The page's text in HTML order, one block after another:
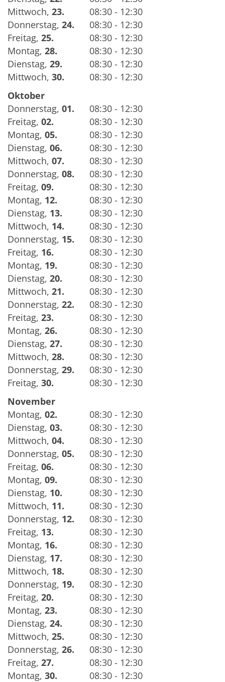
Mittwoch, 23.
08:30 - 12:30
Donnerstag, 24.
08:30 - 12:30
Freitag, 25.
08:30 - 12:30
Montag, 28.
08:30 - 12:30
Dienstag, 29.
08:30 - 12:30
Mittwoch, 30.
08:30 - 12:30
Oktober
Donnerstag, 01.
08:30 - 12:30
Freitag, 02.
08:30 - 12:30
Montag, 05.
08:30 - 12:30
Dienstag, 06.
08:30 - 12:30
Mittwoch, 07.
08:30 - 12:30
Donnerstag, 08.
08:30 - 12:30
Freitag, 09.
08:30 - 12:30
Montag, 12.
08:30 - 12:30
Dienstag, 13.
08:30 - 12:30
Mittwoch, 14.
08:30 - 12:30
Donnerstag, 15.
08:30 - 12:30
Freitag, 16.
08:30 - 12:30
Montag, 19.
08:30 - 12:30
Dienstag, 20.
08:30 - 12:30
Mittwoch, 21.
08:30 - 12:30
Donnerstag, 22.
08:30 - 12:30
Freitag, 23.
08:30 - 12:30
Montag, 26.
08:30 - 12:30
Dienstag, 27.
08:30 - 12:30
Mittwoch, 28.
08:30 - 12:30
Donnerstag, 29.
08:30 - 12:30
Freitag, 30.
08:30 - 12:30
November
Montag, 02.
08:30 - 12:30
Dienstag, 03.
08:30 - 12:30
Mittwoch, 04.
08:30 - 12:30
Donnerstag, 05.
08:30 - 12:30
Freitag, 06.
08:30 - 12:30
Montag, 09.
08:30 - 12:30
Dienstag, 10.
08:30 - 12:30
Mittwoch, 11.
08:30 - 12:30
Donnerstag, 12.
08:30 - 12:30
Freitag, 13.
08:30 - 12:30
Montag, 16.
08:30 - 12:30
Dienstag, 17.
08:30 - 12:30
Mittwoch, 18.
08:30 - 12:30
Donnerstag, 19.
08:30 - 12:30
Freitag, 20.
08:30 - 12:30
Montag, 23.
08:30 - 12:30
Dienstag, 24.
08:30 - 12:30
Mittwoch, 25.
08:30 - 12:30
Donnerstag, 26.
08:30 - 12:30
Freitag, 27.
08:30 - 12:30
Montag, 30.
08:30 - 12:30